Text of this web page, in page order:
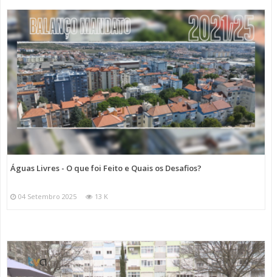
Águas Livres - O que foi Feito e Quais os Desafios?
04 Setembro 2025 13 K